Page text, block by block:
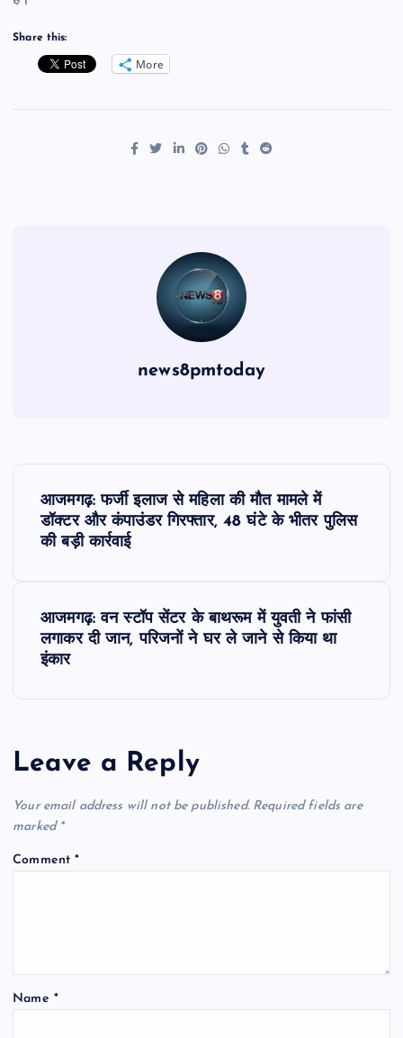
Share this:
More
news8pmtoday
v
i
g
o
आजमगढ़: फर्जी इलाज से महिला की मौत मामले में
डॉक्टर और कंपाउंडर गिरफ्तार, 48 घंटे के भीतर पुलिस
की बड़ी कार्रवाई
आजमगढ़: वन स्टॉप सेंटर के बाथरूम में युवती ने फांसी
लगाकर दी जान, परिजनों ने घर ले जाने से किया था
इंकार
Leave a Reply
Your email address will not be published. Required fields are
marked *
Comment*
Name *